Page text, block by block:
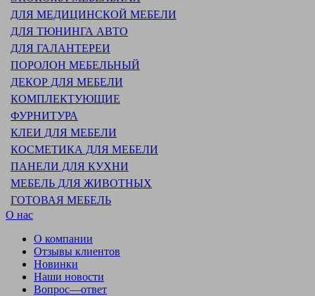
ДЛЯ МЕДИЦИНСКОЙ МЕБЕЛИ
ДЛЯ ТЮНИНГА АВТО
ДЛЯ ГАЛАНТЕРЕИ
ПОРОЛОН МЕБЕЛЬНЫЙ
ДЕКОР ДЛЯ МЕБЕЛИ
КОМПЛЕКТУЮЩИЕ
ФУРНИТУРА
КЛЕИ ДЛЯ МЕБЕЛИ
КОСМЕТИКА ДЛЯ МЕБЕЛИ
ПАНЕЛИ ДЛЯ КУХНИ
МЕБЕЛЬ ДЛЯ ЖИВОТНЫХ
ГОТОВАЯ МЕБЕЛЬ
О нас
О компании
Отзывы клиентов
Новинки
Наши новости
Вопрос—ответ